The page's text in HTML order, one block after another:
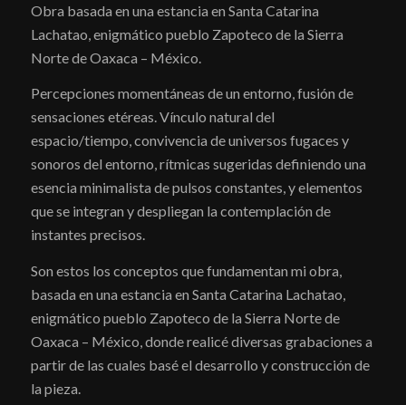
Obra basada en una estancia en Santa Catarina
Lachatao, enigmático pueblo Zapoteco de la Sierra
Norte de Oaxaca – México.
Percepciones momentáneas de un entorno, fusión de
sensaciones etéreas. Vínculo natural del
espacio/tiempo, convivencia de universos fugaces y
sonoros del entorno, rítmicas sugeridas definiendo una
esencia minimalista de pulsos constantes, y elementos
que se integran y despliegan la contemplación de
instantes precisos.
Son estos los conceptos que fundamentan mi obra,
basada en una estancia en Santa Catarina Lachatao,
enigmático pueblo Zapoteco de la Sierra Norte de
Oaxaca – México, donde realicé diversas grabaciones a
partir de las cuales basé el desarrollo y construcción de
la pieza.